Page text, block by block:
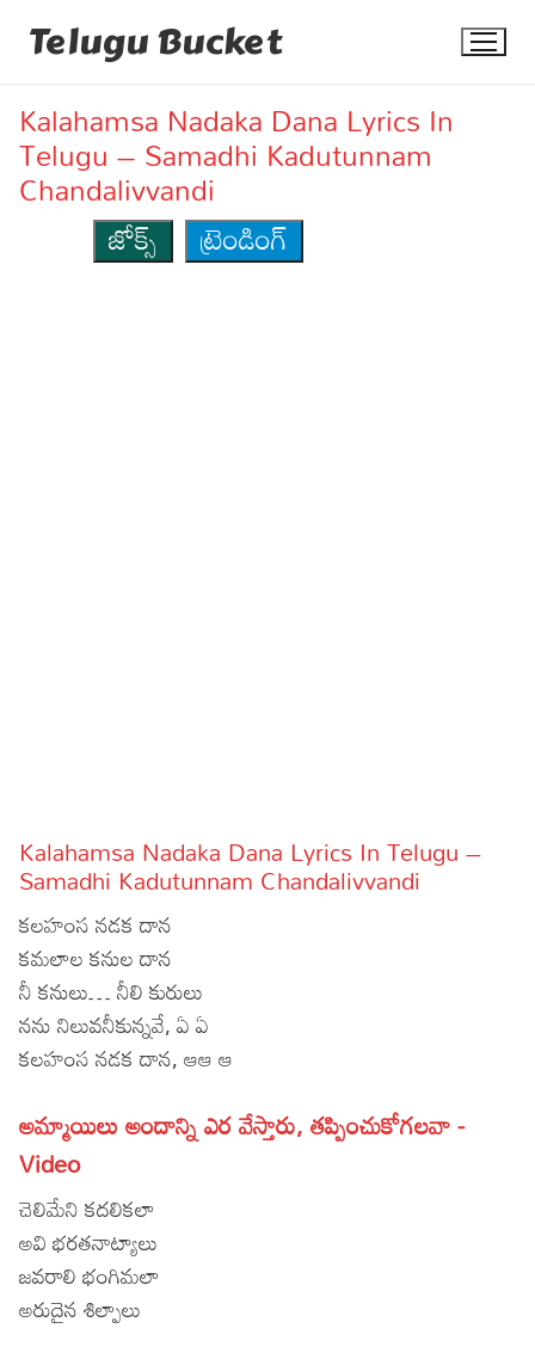
Telugu Bucket
Quotes
Articles
Facts
Devotional
Christianity
Hinduism
Hindi
Lyrics in Hindi – Devotional Songs
Tamil
Lyrics in Tamil – Devotional Songs
Lyrics in Tamil – Movie Songs
Lyrics in Kannada – Movie Songs
Kalahamsa Nadaka Dana Lyrics In
Telugu – Samadhi Kadutunnam
Chandalivvandi
జోక్స్
ట్రెండింగ్
Kalahamsa Nadaka Dana Lyrics In Telugu –
Samadhi Kadutunnam Chandalivvandi
కలహంస నడక దాన
కమలాల కనుల దాన
నీ కనులు… నీలి కురులు
నను నిలువనీకున్నవే, ఏ ఏ
కలహంస నడక దాన, ఆఆ ఆ
అమ్మాయిలు అందాన్ని ఎర వేస్తారు, తప్పించుకోగలవా -
Video
చెలిమేని కదలికలా
అవి భరతనాట్యాలు
జవరాలి భంగిమలా
అరుదైన శిల్పాలు